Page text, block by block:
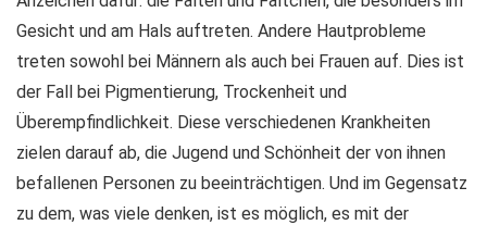
Gesicht und am Hals auftreten. Andere Hautprobleme
treten sowohl bei Männern als auch bei Frauen auf. Dies ist
der Fall bei Pigmentierung, Trockenheit und
Überempfindlichkeit. Diese verschiedenen Krankheiten
zielen darauf ab, die Jugend und Schönheit der von ihnen
befallenen Personen zu beeinträchtigen. Und im Gegensatz
zu dem, was viele denken, ist es möglich, es mit der